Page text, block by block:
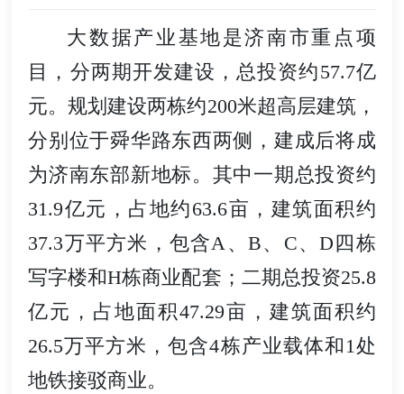
大数据产业基地是济南市重点项
目，分两期开发建设，总投资约57.7亿
元。规划建设两栋约200米超高层建筑，
分别位于舜华路东西两侧，建成后将成
为济南东部新地标。其中一期总投资约
31.9亿元，占地约63.6亩，建筑面积约
37.3万平方米，包含A、B、C、D四栋
写字楼和H栋商业配套；二期总投资25.8
亿元，占地面积47.29亩，建筑面积约
26.5万平方米，包含4栋产业载体和1处
地铁接驳商业。